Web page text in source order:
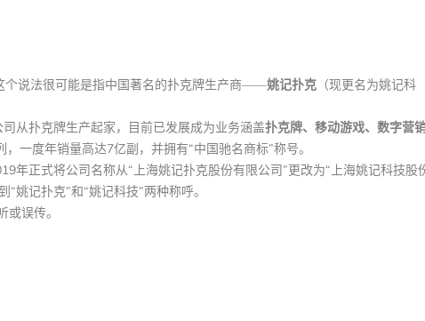
个说法很可能是指中国著名的扑克牌生产商——姚记扑克 （现更名为姚记科
从扑克牌生产起家，目前已发展成为业务涵盖扑克牌、移动游戏、数字营
一度年销量高达7亿副，并拥有“中国驰名商标”称号。
年正式将公司名称从“上海姚记扑克股份有限公司”更改为“上海姚记科技股
“姚记扑克”和“姚记科技”两种称呼。
误传。